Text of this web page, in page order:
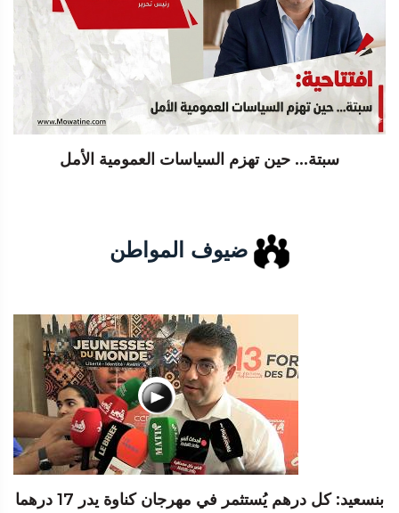
سبتة... حين تهزم السياسات العمومية الأمل
ضيوف المواطن
بنسعيد: كل درهم يُستثمر في مهرجان كناوة يدر 17 درهما